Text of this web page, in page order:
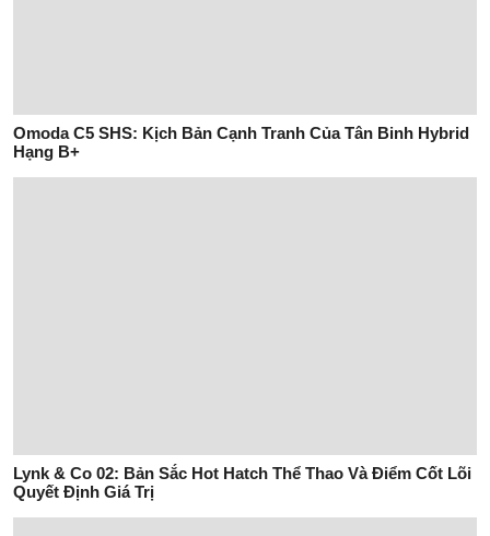
Omoda C5 SHS: Kịch Bản Cạnh Tranh Của Tân Binh Hybrid
Hạng B+
Lynk & Co 02: Bản Sắc Hot Hatch Thể Thao Và Điểm Cốt Lõi
Quyết Định Giá Trị